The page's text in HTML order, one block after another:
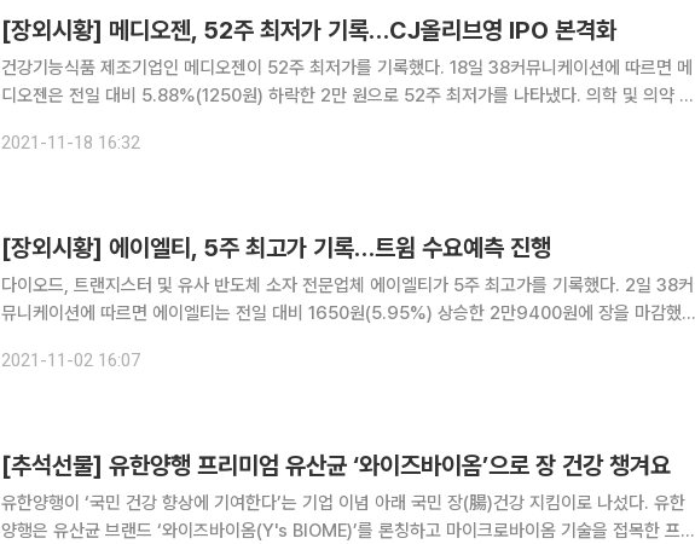
[장외시황] 메디오젠, 52주 최저가 기록…CJ올리브영 IPO 본격화
건강기능식품 제조기업인 메디오젠이 52주 최저가를 기록했다. 18일 38커뮤니케이션에 따르면 메
디오젠은 전일 대비 5.88%(1250원) 하락한 2만 원으로 52주 최저가를 나타냈다. 의학 및 의약 관
러 및 의료기기 제조기업 아크로스가 11만2500원(
2021-11-18 16:32
[장외시황] 에이엘티, 5주 최고가 기록…트윔 수요예측 진행
다이오드, 트랜지스터 및 유사 반도체 소자 전문업체 에이엘티가 5주 최고가를 기록했다. 2일 38커
뮤니케이션에 따르면 에이엘티는 전일 대비 1650원(5.95%) 상승한 2만9400원에 장을 마감했
상승했다. 제조업 관련 주로 건강기능식품 제조업
2021-11-02 16:07
[추석선물] 유한양행 프리미엄 유산균 ‘와이즈바이옴’으로 장 건강 챙겨요
유한양행이 ‘국민 건강 향상에 기여한다’는 기업 이념 아래 국민 장(腸)건강 지킴이로 나섰다. 유한
양행은 유산균 브랜드 ‘와이즈바이옴(Y's BIOME)’를 론칭하고 마이크로바이옴 기술을 접목한 프리